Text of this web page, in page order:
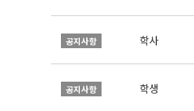
공지사항 학사
공지사항 학생